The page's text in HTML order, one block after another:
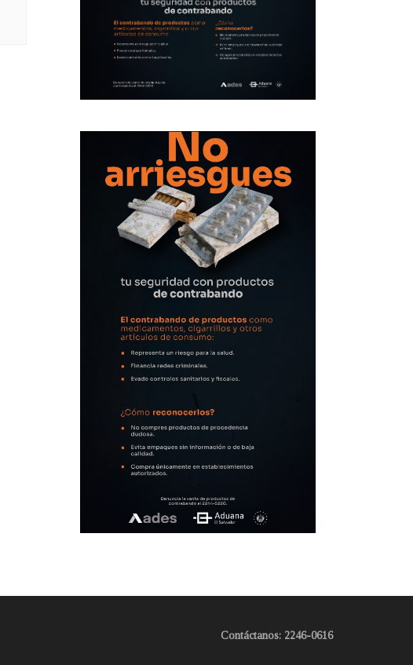
Contáctanos: 2246-0616